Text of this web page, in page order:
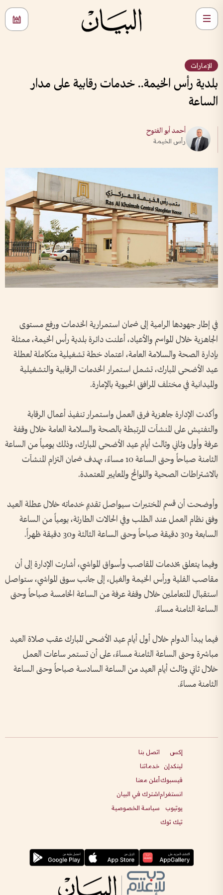
الإمارات
بلدية رأس الخيمة.. خدمات رقابية على مدار
الساعة
أحمد أبو الفتوح
رأس الخيمة
في إطار جهودها الرامية إلى ضمان استمرارية الخدمات ورفع مستوى
الجاهزية خلال المواسم والأعياد، أعلنت دائرة بلدية رأس الخيمة، ممثلة
بإدارة الصحة والسلامة العامة، اعتماد خطة تشغيلية متكاملة لعطلة
عيد الأضحى المبارك، تشمل استمرار الخدمات الرقابية والتشغيلية
والميدانية في مختلف المرافق الحيوية بالإمارة.
وأكدت الإدارة جاهزية فرق العمل واستمرار تنفيذ أعمال الرقابة
والتفتيش على المنشآت المرتبطة بالصحة والسلامة العامة خلال وقفة
عرفة وأول وثاني وثالث أيام عيد الأضحى المبارك، وذلك يومياً من الساعة
الثامنة صباحاً وحتى الساعة 10 مساءً، بهدف ضمان التزام المنشآت
بالاشتراطات الصحية واللوائح والمعايير المعتمدة.
وأوضحت أن قسم المختبرات سيواصل تقديم خدماته خلال عطلة العيد
وفق نظام العمل عند الطلب وفي الحالات الطارئة، يومياً من الساعة
السابعة و30 دقيقة صباحاً وحتى الساعة الثالثة و30 دقيقة ظهراً.
وفيما يتعلق بخدمات المقاصب وأسواق المواشي، أشارت الإدارة إلى أن
مقاصب الفلية ورأس الخيمة والغيل، إلى جانب سوق المواشي، ستواصل
استقبال المتعاملين خلال وقفة عرفة من الساعة الخامسة صباحاً وحتى
الساعة الثامنة مساءً.
فيما يبدأ الدوام خلال أول أيام عيد الأضحى المبارك عقب صلاة العيد
مباشرة وحتى الساعة الثامنة مساءً، على أن تستمر ساعات العمل
خلال ثاني وثالث أيام العيد من الساعة السادسة صباحاً وحتى الساعة
الثامنة مساءً.
إكس
لينكدإن
فيسبوك
انستغرام
يوتيوب
تيك توك
اتصل بنا
خدماتنا
أعلن معنا
اشترك في البيان
سياسة الخصوصية